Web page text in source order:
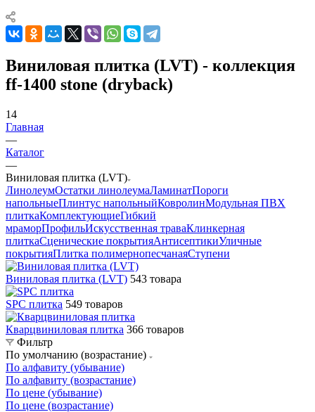
Виниловая плитка (LVT) - коллекция
ff-1400 stone (dryback)
14
Главная
—
Каталог
—
Виниловая плитка (LVT)
ЛинолеумОстатки линолеумаЛаминатПороги
напольныеПлинтус напольныйКовролинМодульная ПВХ
плиткаКомплектующиеГибкий
мраморПрофильИскусственная траваКлинкерная
плиткаСценические покрытияАнтисептикиУличные
покрытияПлитка полимернопесчанаяСтупени
Виниловая плитка (LVT) 543 товара
SPC плитка 549 товаров
Кварцвиниловая плитка 366 товаров
Фильтр
По умолчанию (возрастание)
По алфавиту (убывание)
По алфавиту (возрастание)
По цене (убывание)
По цене (возрастание)